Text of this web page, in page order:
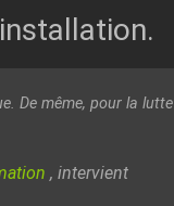
De même, pour la lutte
, intervient